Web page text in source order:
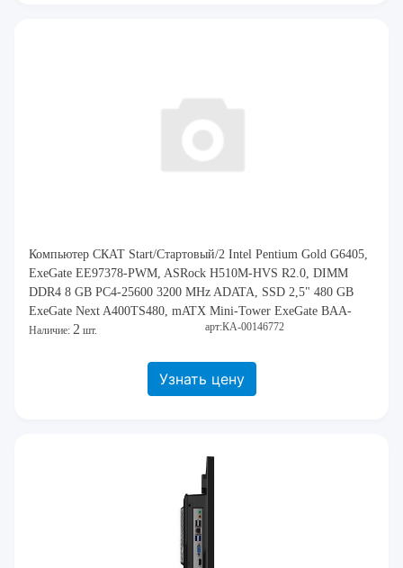
Компьютер СКАТ Start/Стартовый/2 Intel Pentium Gold G6405,
ExeGate EЕ97378-PWM, ASRock H510M-HVS R2.0, DIMM
DDR4 8 GB PC4-25600 3200 MHz ADATA, SSD 2,5" 480 GB
ExeGate Next A400TS480, mATX Mini-Tower ExeGate BAA-
107U, CROWN CM-PS450SMART
Наличие: 2 шт. арт:КА-00146772
Узнать цену